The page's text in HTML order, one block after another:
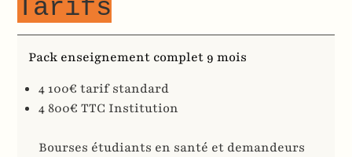
Pack enseignement complet 9 mois
4 100€ tarif standard
4 800€ TTC Institution
Bourses étudiants en santé et demandeurs
Tarifs